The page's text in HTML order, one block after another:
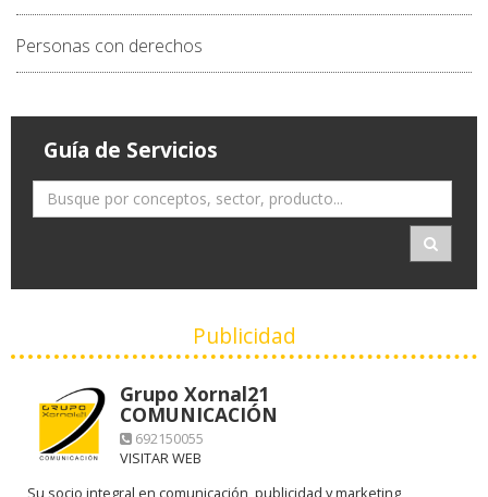
Personas con derechos
Guía de Servicios
Publicidad
Grupo Xornal21
COMUNICACIÓN
692150055
VISITAR WEB
Su socio integral en comunicación, publicidad y marketing